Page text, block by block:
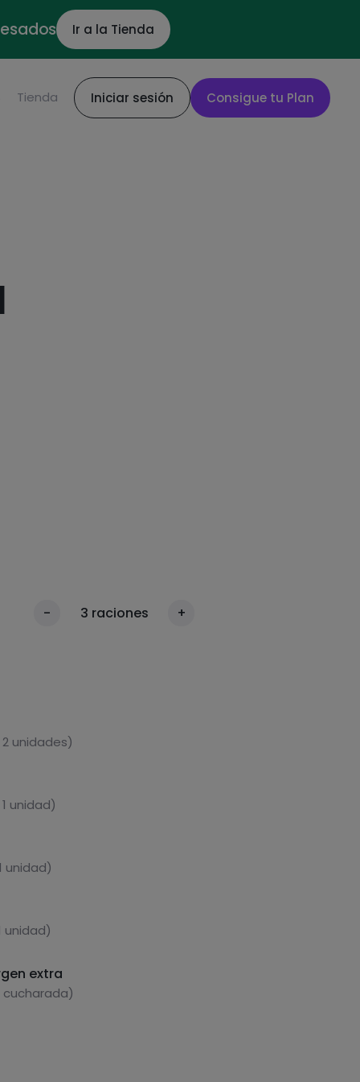
Ir a la Tienda
Tienda Iniciar sesión Consigue tu Plan
- 3 raciones +
unidades)
unidad)
unidad)
unidad)
extra
cucharada)